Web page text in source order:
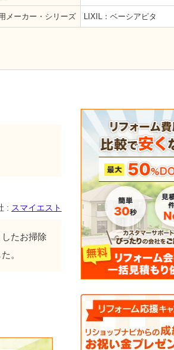
メーカー・シリーズ LIXIL：ベーシアピタ
: スマイエスト
たお掃除
。